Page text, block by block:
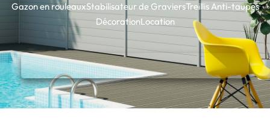
Gazon en rouleauxStabilisateur de GraviersTreillis Anti-taupes
DécorationLocation